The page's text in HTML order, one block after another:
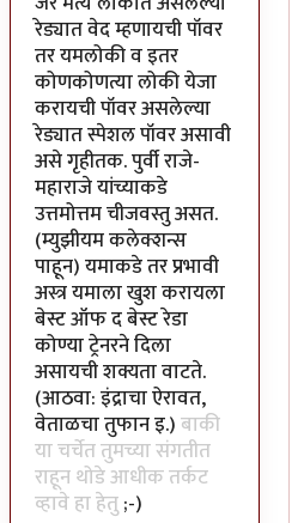
रेड्यात वेद म्हणायची पॉवर
तर यमलोकी व इतर
कोणकोणत्या लोकी येजा
करायची पॉवर असलेल्या
रेड्यात स्पेशल पॉवर असावी
असे गृहीतक. पुर्वी राजे-
महाराजे यांच्याकडे
उत्तमोत्तम चीजवस्तु असत.
(म्युझीयम कलेक्शन्स
पाहून) यमाकडे तर प्रभावी
अस्त्र यमाला खुश करायला
बेस्ट ऑफ द बेस्ट रेडा
कोण्या ट्रेनरने दिला
असायची शक्यता वाटते.
(आठवा: इंद्राचा ऐरावत,
वेताळचा तुफान इ.)बाकी
या चर्चेत तुमच्या संगतीत
राहून थोडे आधीक तर्कट
व्हावे हा हेतु;-)